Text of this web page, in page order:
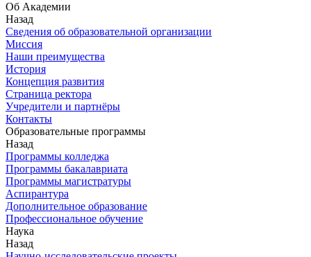
Об Академии
Назад
Сведения об образовательной организации
Миссия
Наши преимущества
История
Концепция развития
Страница ректора
Учредители и партнёры
Контакты
Образовательные программы
Назад
Программы колледжа
Программы бакалавриата
Программы магистратуры
Аспирантура
Дополнительное образование
Профессиональное обучение
Наука
Назад